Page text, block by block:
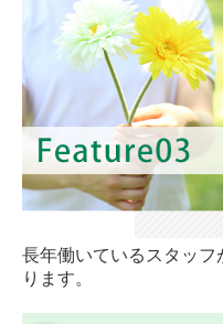
長年働いているスタッ
ります。